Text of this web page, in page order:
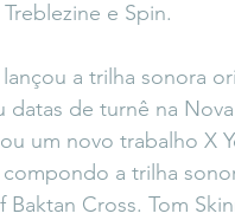
e Spin.
a trilha sonora
datas de turnê na
um novo trabalho X
a trilha
Cross. Tom